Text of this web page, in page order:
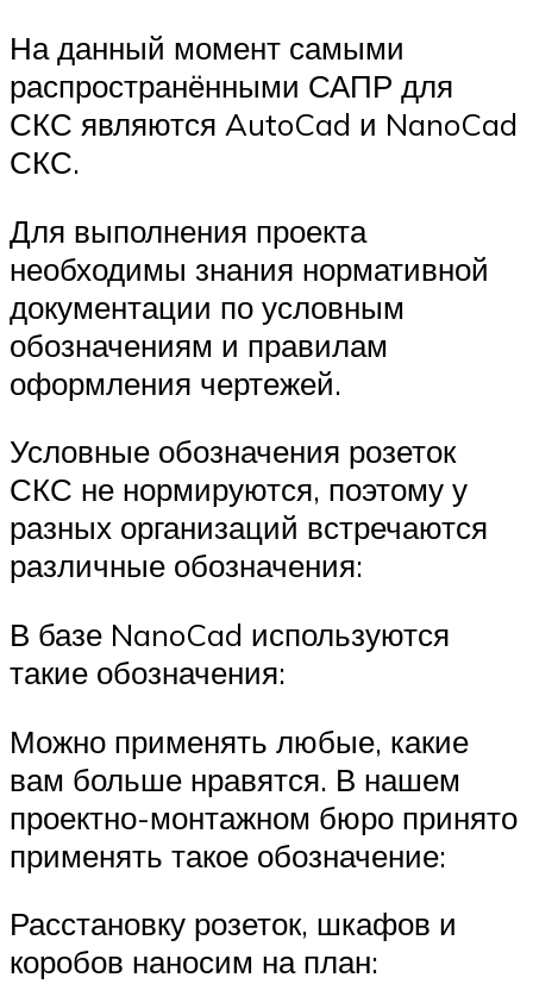
На данный момент самыми
распространёнными САПР для
СКС являются AutoCad и NanoCad
СКС.
Для выполнения проекта
необходимы знания нормативной
документации по условным
обозначениям и правилам
оформления чертежей.
Условные обозначения розеток
СКС не нормируются, поэтому у
разных организаций встречаются
различные обозначения:
В базе NanoCad используются
такие обозначения:
Можно применять любые, какие
вам больше нравятся. В нашем
проектно-монтажном бюро принято
применять такое обозначение:
Расстановку розеток, шкафов и
коробов наносим на план: